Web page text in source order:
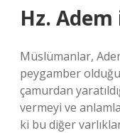
Hz. Adem
Müslümanlar,
peygamber
çamurdan
vermeyi ve
ki bu diğer